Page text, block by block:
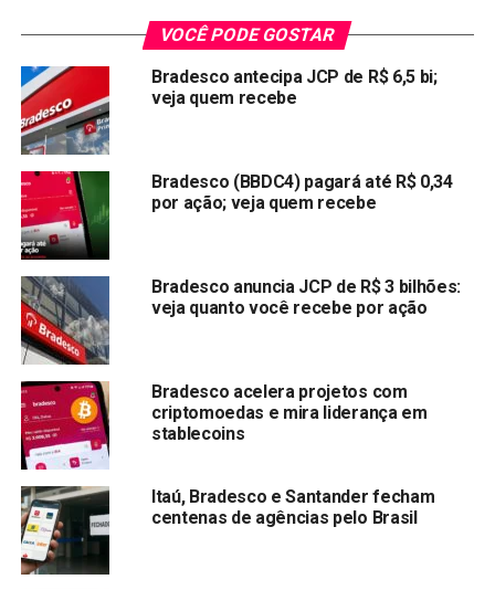
Copy
Link
WhatsApp
Twitter
Facebook
Reddit
Email
TÓPICOS RELACIONADOS: BBDC4 TRENDS
PRÓXIMA:
Caixa paga novo Bolsa Família a beneficiários com
NIS de final 3
NÃO PERCA:
Argentina supera 100% de inflação pela primeira vez
desde 1991
VOCÊ PODE GOSTAR
Bradesco antecipa JCP de R$ 6,5 bi;
veja quem recebe
Bradesco (BBDC4) pagará até R$ 0,34
por ação; veja quem recebe
Bradesco anuncia JCP de R$ 3 bilhões:
veja quanto você recebe por ação
Bradesco acelera projetos com
criptomoedas e mira liderança em
stablecoins
Itaú, Bradesco e Santander fecham
centenas de agências pelo Brasil